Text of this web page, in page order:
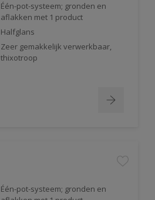
Één-pot-systeem; gronden en
aflakken met 1 product
Halfglans
Zeer gemakkelijk verwerkbaar,
thixotroop
Één-pot-systeem; gronden en